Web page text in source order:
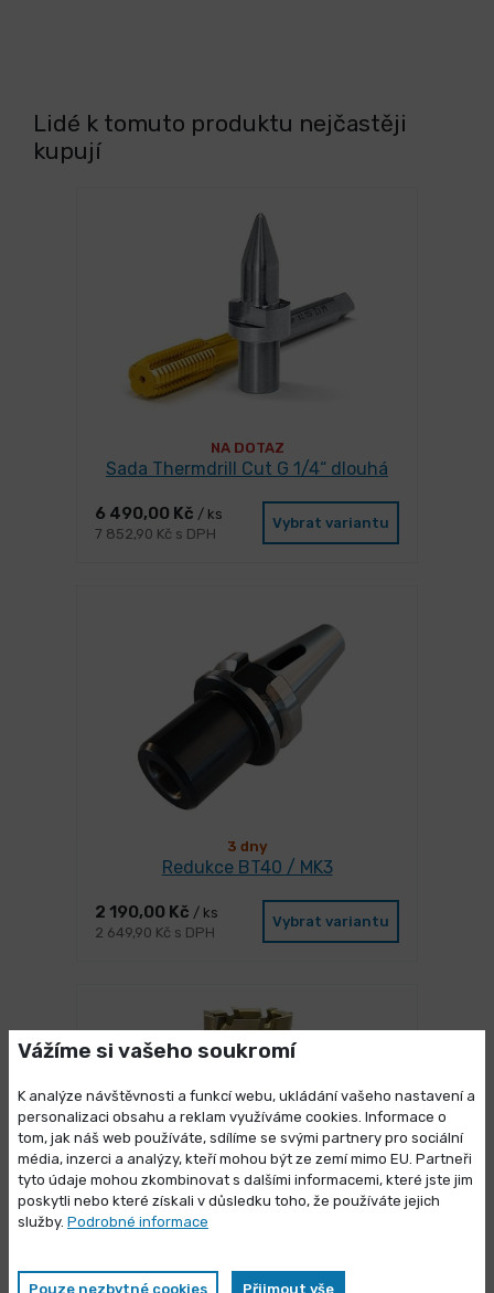
Lidé k tomuto produktu nejčastěji
kupují
NA DOTAZ
Sada Thermdrill Cut G 1/4“ dlouhá
6 490,00 Kč / ks
7 852,90 Kč s DPH
Vybrat variantu
3 dny
Redukce BT40 / MK3
2 190,00 Kč / ks
2 649,90 Kč s DPH
Vybrat variantu
Jádrový vrták Ø 34 mm Karnasch
HARD-LINE 40
Vážíme si vašeho soukromí
K analýze návštěvnosti a funkcí webu, ukládání vašeho nastavení a
personalizaci obsahu a reklam využíváme cookies. Informace o
tom, jak náš web používáte, sdílíme se svými partnery pro sociální
média, inzerci a analýzy, kteří mohou být ze zemí mimo EU. Partneři
tyto údaje mohou zkombinovat s dalšími informacemi, které jste jim
poskytli nebo které získali v důsledku toho, že používáte jejich
služby. Podrobné informace
Pouze nezbytné cookies Přijmout vše
Výprodej skladových zásob
Vybrané produkty nyní pořídíte za